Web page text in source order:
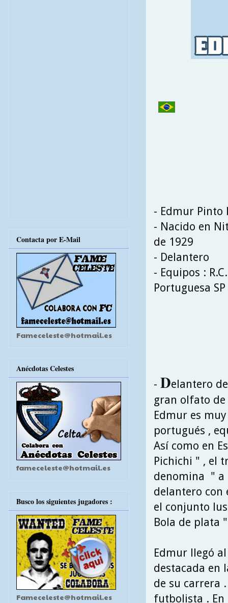
- Edmur Pinto
- Nacido en
de 1929
- Delantero
- Equipos :
Portuguesa
- Delantero
gran olfato
Edmur es
portugués ,
Así como en
Pichichi " , el
denomina " a
delantero con
el conjunto
Bola de plata
Edmur llegó
destacada en
de su carrera
futbolista . En
Contacta por E-Mail
Fameceleste@hotmail.es
Anécdotas Celestes
fameceleste@hotmail.es
Busco los siguientes jugadores :
Fameceleste@hotmail.es